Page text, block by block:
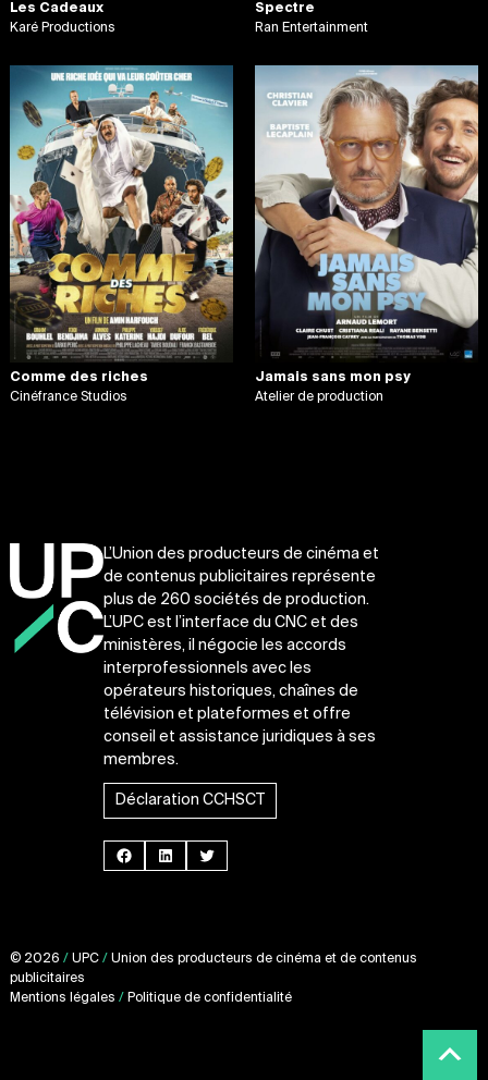
Les Cadeaux
Karé Productions
Spectre
Ran Entertainment
Comme des riches
Cinéfrance Studios
Jamais sans mon psy
Atelier de production
L’Union des producteurs de cinéma et
de contenus publicitaires représente
plus de 260 sociétés de production.
L’UPC est l’interface du CNC et des
ministères, il négocie les accords
interprofessionnels avec les
opérateurs historiques, chaînes de
télévision et plateformes et offre
conseil et assistance juridiques à ses
membres.
Déclaration CCHSCT
Facebook
LinkedInTwitter
© 2026 / UPC / Union des producteurs de cinéma et de contenus
publicitaires
Mentions légales / Politique de confidentialité